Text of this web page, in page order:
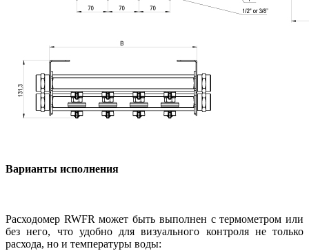
Варианты исполнения
Расходомер RWFR может быть выполнен с термометром или
без него, что удобно для визуального контроля не только
расхода, но и температуры воды: